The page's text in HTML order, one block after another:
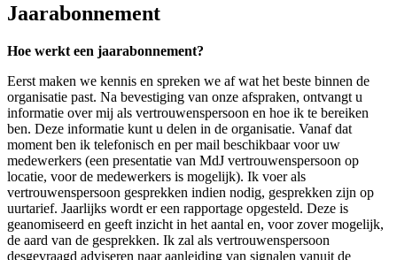
Jaarabonnement
Hoe werkt een jaarabonnement?
Eerst maken we kennis en spreken we af wat het beste binnen de
organisatie past. Na bevestiging van onze afspraken, ontvangt u
informatie over mij als vertrouwenspersoon en hoe ik te bereiken
ben. Deze informatie kunt u delen in de organisatie. Vanaf dat
moment ben ik telefonisch en per mail beschikbaar voor uw
medewerkers (een presentatie van MdJ vertrouwenspersoon op
locatie, voor de medewerkers is mogelijk). Ik voer als
vertrouwenspersoon gesprekken indien nodig, gesprekken zijn op
uurtarief. Jaarlijks wordt er een rapportage opgesteld. Deze is
geanomiseerd en geeft inzicht in het aantal en, voor zover mogelijk,
de aard van de gesprekken. Ik zal als vertrouwenspersoon
desgevraagd adviseren naar aanleiding van signalen vanuit de